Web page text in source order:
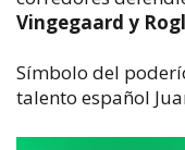
Vingegaard y
Símbolo del
talento español